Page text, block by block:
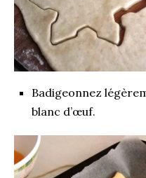
Badigeonnez
blanc d’œuf.